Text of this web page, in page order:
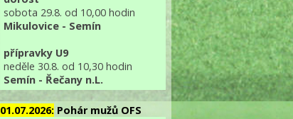
sobota 29.8. od 10,00 hodin
Mikulovice - Semín
přípravky U9
neděle 30.8. od 10,30 hodin
Semín - Řečany n.L.
01.07.2026: Pohár mužů OFS